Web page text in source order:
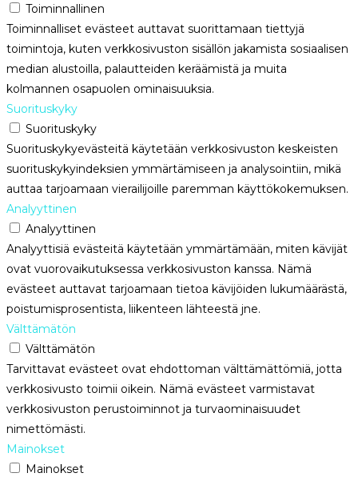
Toiminnallinen
Toiminnalliset evästeet auttavat suorittamaan tiettyjä
toimintoja, kuten verkkosivuston sisällön jakamista sosiaalisen
median alustoilla, palautteiden keräämistä ja muita
kolmannen osapuolen ominaisuuksia.
Suorituskyky
Suorituskyky
Suorituskykyevästeitä käytetään verkkosivuston keskeisten
suorituskykyindeksien ymmärtämiseen ja analysointiin, mikä
auttaa tarjoamaan vierailijoille paremman käyttökokemuksen.
Analyyttinen
Analyyttinen
Analyyttisiä evästeitä käytetään ymmärtämään, miten kävijät
ovat vuorovaikutuksessa verkkosivuston kanssa. Nämä
evästeet auttavat tarjoamaan tietoa kävijöiden lukumäärästä,
poistumisprosentista, liikenteen lähteestä jne.
Välttämätön
Välttämätön
Tarvittavat evästeet ovat ehdottoman välttämättömiä, jotta
verkkosivusto toimii oikein. Nämä evästeet varmistavat
verkkosivuston perustoiminnot ja turvaominaisuudet
nimettömästi.
Mainokset
Mainokset